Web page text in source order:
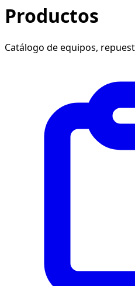
Productos
Catálogo de equipos,